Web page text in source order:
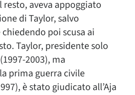
resto, aveva appoggiato
di Taylor, salvo
poi scusa ai
Taylor, presidente solo
2003), ma
prima guerra civile
è stato giudicato all’Aja